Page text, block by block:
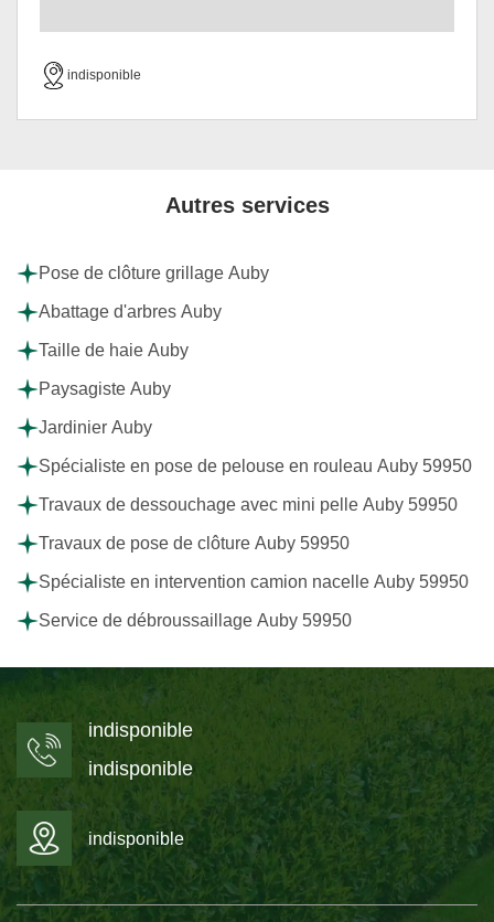
indisponible
Autres services
Pose de clôture grillage Auby
Abattage d'arbres Auby
Taille de haie Auby
Paysagiste Auby
Jardinier Auby
Spécialiste en pose de pelouse en rouleau Auby 59950
Travaux de dessouchage avec mini pelle Auby 59950
Travaux de pose de clôture Auby 59950
Spécialiste en intervention camion nacelle Auby 59950
Service de débroussaillage Auby 59950
indisponible
indisponible
indisponible